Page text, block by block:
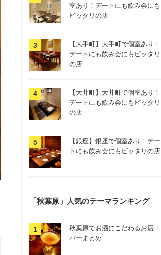
室あり！デートにも飲み会にも
ピッタリの店
【大手町】大手町で個室あり！
デートにも飲み会にもピッタリ
の店
【大井町】大井町で個室あり！
デートにも飲み会にもピッタリ
の店
【銀座】銀座で個室あり！デー
トにも飲み会にもピッタリの店
「秋葉原」人気のテーマランキング
秋葉原でお酒にこだわるお店・
バーまとめ